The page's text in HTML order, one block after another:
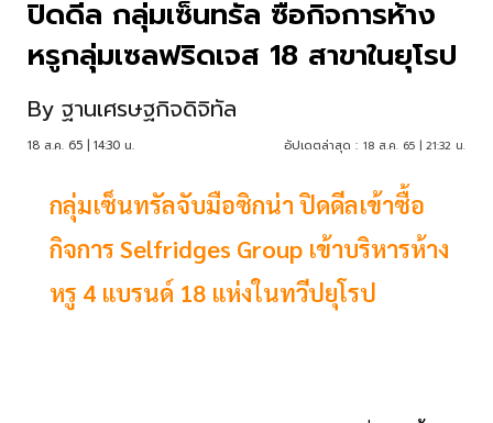
ปิดดีล กลุ่มเซ็นทรัล ซื้อกิจการห้าง
หรูกลุ่มเซลฟริดเจส 18 สาขาในยุโรป
By ฐานเศรษฐกิจดิจิทัล
18 ส.ค. 65 | 14:30 น. อัปเดตล่าสุด : 18 ส.ค. 65 | 21:32 น.
กลุ่มเซ็นทรัลจับมือซิกน่า ปิดดีลเข้าซื้อ
กิจการ Selfridges Group เข้าบริหารห้าง
หรู 4 แบรนด์ 18 แห่งในทวีปยุโรป